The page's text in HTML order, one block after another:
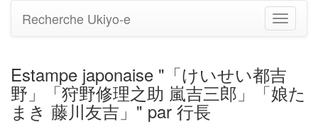
Basculer
la
Recherche Ukiyo-e
Estampe japonaise "「けいせい都吉
野」「狩野修理之助 嵐吉三郎」「娘た
まき 藤川友吉」" par 行長